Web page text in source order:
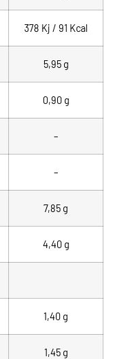
378 Kj / 91 Kcal
5,95 g
0,90 g
–
–
7,85 g
4,40 g
1,40 g
1,45 g